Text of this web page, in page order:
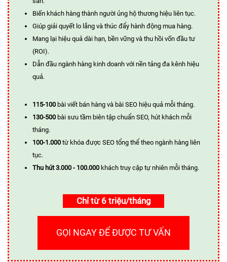
Biến khách hàng thành người ủng hộ thương hiệu liên tục.
Giúp giải quyết lo lắng và thúc đẩy hành động mua hàng.
Mang lại hiệu quả dài hạn, bền vững và thu hồi vốn đầu tư
(ROI).
Dẫn đầu ngành hàng kinh doanh với nền tảng đa kênh hiệu
quả.
115-100 bài viết bán hàng và bài SEO hiệu quả mỗi tháng.
130-500 bài sưu tầm biên tập chuẩn SEO, hút khách mỗi
tháng.
100-1.000 từ khóa được SEO tổng thể theo ngành hàng liên
tục.
Thu hút 3.000 - 100.000 khách truy cập tự nhiên mỗi tháng.
Chỉ từ 6 triệu/tháng
GỌI NGAY ĐỂ ĐƯỢC TƯ VẤN